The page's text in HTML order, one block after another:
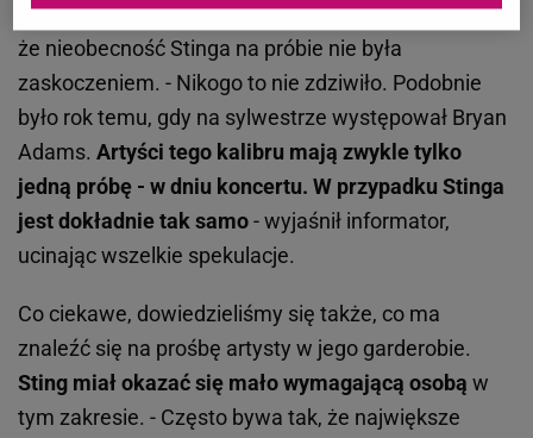
W rozmowie z Plejadą organizatorzy skomentowali,
że nieobecność Stinga na próbie nie była
zaskoczeniem. - Nikogo to nie zdziwiło. Podobnie
było rok temu, gdy na sylwestrze występował Bryan
Adams. Artyści tego kalibru mają zwykle tylko
jedną próbę - w dniu koncertu. W przypadku Stinga
jest dokładnie tak samo- wyjaśnił informator,
ucinając wszelkie spekulacje.
Co ciekawe, dowiedzieliśmy się także, co ma
znaleźć się na prośbę artysty w jego garderobie.
Sting miał okazać się mało wymagającą osobą w
tym zakresie. - Często bywa tak, że największe